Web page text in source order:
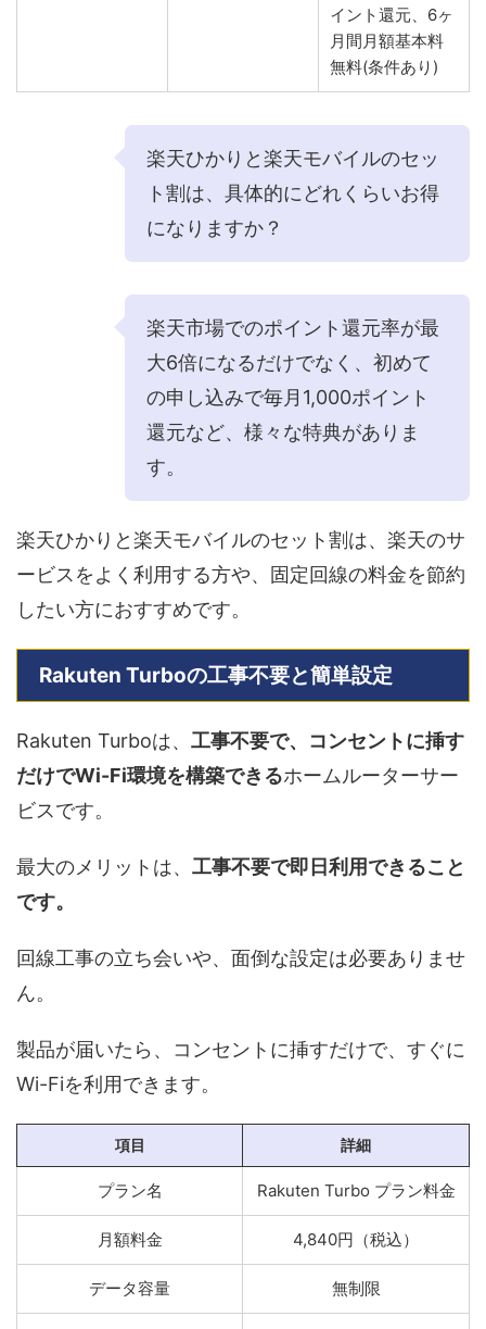
イント還元、6ヶ
月間月額基本料
無料(条件あり)
楽天ひかりと楽天モバイルのセッ
ト割は、具体的にどれくらいお得
になりますか？
楽天市場でのポイント還元率が最
大6倍になるだけでなく、初めて
の申し込みで毎月1,000ポイント
還元など、様々な特典がありま
す。
楽天ひかりと楽天モバイルのセット割は、楽天のサ
ービスをよく利用する方や、固定回線の料金を節約
したい方におすすめです。
Rakuten Turboの工事不要と簡単設定
Rakuten Turboは、 工事不要で、コンセントに挿す
だけでWi-Fi環境を構築できるホームルーターサー
ビスです。
最大のメリットは、 工事不要で即日利用できること
です。
回線工事の立ち会いや、面倒な設定は必要ありませ
ん。
製品が届いたら、コンセントに挿すだけで、すぐに
Wi-Fiを利用できます。
項目 詳細
プラン名 Rakuten Turbo プラン料金
月額料金 4,840円（税込）
データ容量 無制限